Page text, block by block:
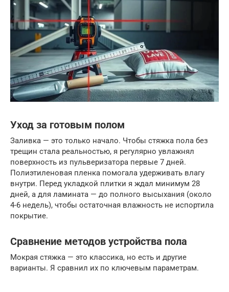
Уход за готовым полом
Заливка — это только начало. Чтобы стяжка пола без
трещин стала реальностью, я регулярно увлажнял
поверхность из пульверизатора первые 7 дней.
Полиэтиленовая пленка помогала удерживать влагу
внутри. Перед укладкой плитки я ждал минимум 28
дней, а для ламината — до полного высыхания (около
4-6 недель), чтобы остаточная влажность не испортила
покрытие.
Сравнение методов устройства пола
Мокрая стяжка — это классика, но есть и другие
варианты. Я сравнил их по ключевым параметрам.